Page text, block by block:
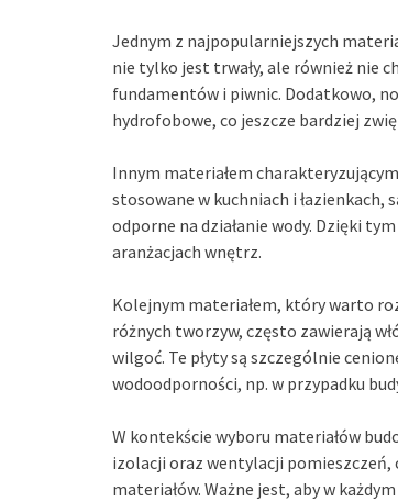
Jednym z najpopularniejszych
nie tylko jest trwały, ale również nie
fundamentów i piwnic. Dodatkowo,
hydrofobowe, co jeszcze bardziej
Innym materiałem
stosowane w kuchniach i
odporne na działanie wody. Dzięki
aranżacjach wnętrz.
Kolejnym materiałem, który warto
różnych tworzyw, często zawierają
wilgoć. Te płyty są szczególnie
wodoodporności, np. w przypadku
W kontekście wyboru materiałów
izolacji oraz wentylacji pomieszczeń,
materiałów. Ważne jest, aby w